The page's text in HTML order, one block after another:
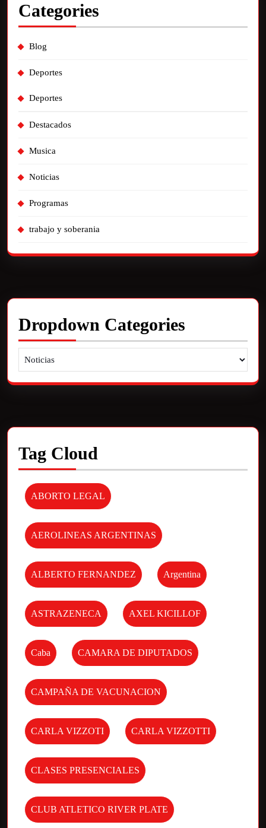
Categories
Blog
Deportes
Deportes
Destacados
Musica
Noticias
Programas
trabajo y soberania
Dropdown Categories
Tag Cloud
ABORTO LEGAL
AEROLINEAS ARGENTINAS
ALBERTO FERNANDEZ Argentina
ASTRAZENECA AXEL KICILLOF
Caba CAMARA DE DIPUTADOS
CAMPAÑA DE VACUNACION
CARLA VIZZOTI CARLA VIZZOTTI
CLASES PRESENCIALES
CLUB ATLETICO RIVER PLATE